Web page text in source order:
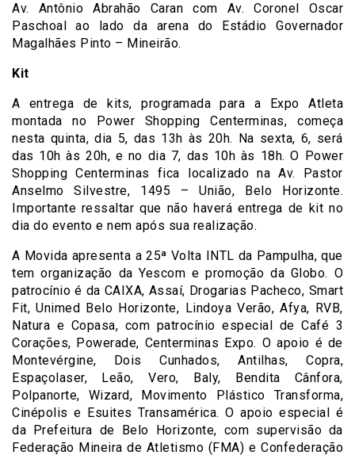
Av. Antônio Abrahão Caran com Av. Coronel Oscar
Paschoal ao lado da arena do Estádio Governador
Magalhães Pinto – Mineirão.
Kit
A entrega de kits, programada para a Expo Atleta
montada no Power Shopping Centerminas, começa
nesta quinta, dia 5, das 13h às 20h. Na sexta, 6, será
das 10h às 20h, e no dia 7, das 10h às 18h. O Power
Shopping Centerminas fica localizado na Av. Pastor
Anselmo Silvestre, 1495 – União, Belo Horizonte.
Importante ressaltar que não haverá entrega de kit no
dia do evento e nem após sua realização.
A Movida apresenta a 25ª Volta INTL da Pampulha, que
tem organização da Yescom e promoção da Globo. O
patrocínio é da CAIXA, Assaí, Drogarias Pacheco, Smart
Fit, Unimed Belo Horizonte, Lindoya Verão, Afya, RVB,
Natura e Copasa, com patrocínio especial de Café 3
Corações, Powerade, Centerminas Expo. O apoio é de
Montevérgine, Dois Cunhados, Antilhas, Copra,
Espaçolaser, Leão, Vero, Baly, Bendita Cânfora,
Polpanorte, Wizard, Movimento Plástico Transforma,
Cinépolis e Esuites Transamérica. O apoio especial é
da Prefeitura de Belo Horizonte, com supervisão da
Federação Mineira de Atletismo (FMA) e Confederação